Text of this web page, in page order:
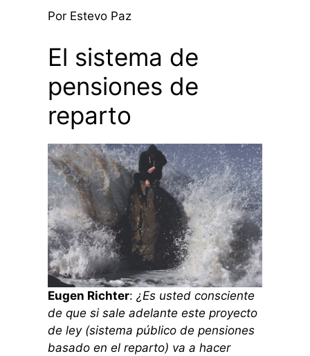
Por Estevo Paz
El sistema de
pensiones de
reparto
Eugen Richter: ¿Es usted consciente
de que si sale adelante este proyecto
de ley (sistema público de pensiones
basado en el reparto) va a hacer